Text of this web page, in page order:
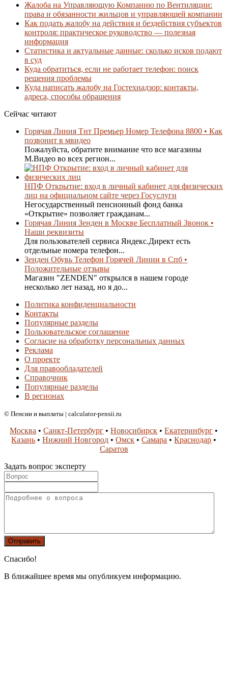
Жалоба на Управляющую Компанию по Вентиляции:
права и обязанности жильцов и управляющей компании
Как подать жалобу на действия и бездействия субъектов
контроля: практическое руководство — полезная
информация
Статистика и актуальные данные: сколько исков подают
в суд
Куда обратиться, если не работает телефон: поиск
решения проблемы
Куда написать жалобу на Гостехнадзор: контакты,
адреса, способы обращения
Сейчас читают
Горячая Линия Тнт Премьер Номер Телефона 8800 • Как
позвонит в мвидео
Пожалуйста, обратите внимание что все магазины
М.Видео во всех регион...
НПФ Открытие: вход в личный кабинет для физических
лиц на официальном сайте через Госуслуги
Негосударственный пенсионный фонд банка
«Открытие» позволяет гражданам...
Горячая Линия Зенден в Москве Бесплатный Звонок •
Наши реквизиты
Для пользователей сервиса Яндекс.Директ есть
отдельные номера телефон...
Зенден Обувь Телефон Горячей Линии в Спб •
Положительные отзывы
Магазин "ZENDEN" открылся в нашем городе
несколько лет назад, но я до...
Политика конфиденциальности
Контакты
Популярные разделы
Пользовательское соглашение
Согласие на обработку персональных данных
Реклама
О проекте
Для правообладателей
Справочник
Популярные разделы
В регионах
© Пенсии и выплаты | calculator-pensii.ru
Москва •Санкт-Петербург •Новосибирск •Екатеринбург •
Казань •Нижний Новгород •Омск •Самара •Краснодар •
Саратов
Задать вопрос эксперту
Спасибо!
В ближайшее время мы опубликуем информацию.